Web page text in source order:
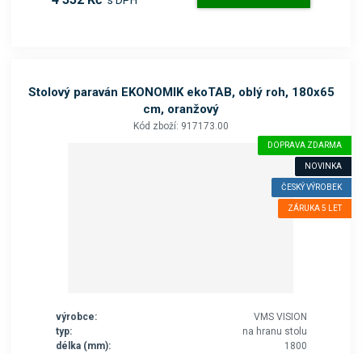
Stolový paraván EKONOMIK ekoTAB, oblý roh, 180x65
cm, oranžový
Kód zboží: 917173.00
DOPRAVA ZDARMA
NOVINKA
ČESKÝ VÝROBEK
ZÁRUKA 5 LET
výrobce:
VMS VISION
typ:
na hranu stolu
délka (mm):
1800